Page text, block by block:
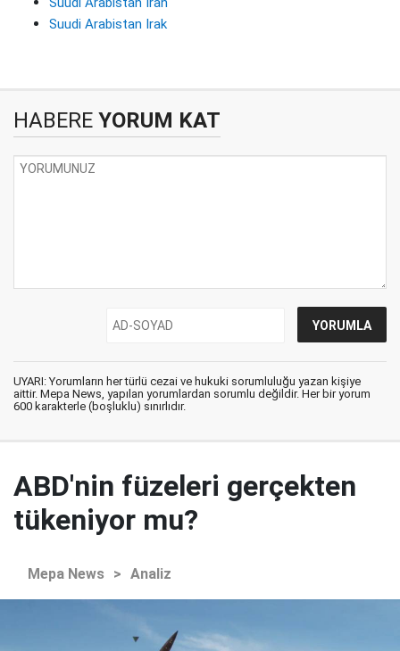
Suudi Arabistan Irak
HABERE YORUM KAT
UYARI: Yorumların her türlü cezai ve hukuki sorumluluğu yazan kişiye
aittir. Mepa News, yapılan yorumlardan sorumlu değildir. Her bir yorum
600 karakterle (boşluklu) sınırlıdır.
ABD'nin füzeleri gerçekten
tükeniyor mu?
Mepa News > Analiz